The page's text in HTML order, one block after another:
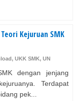
Kejuruan SMK
, UKK SMK, UN
dengan jenjang
Terdapat
pek...